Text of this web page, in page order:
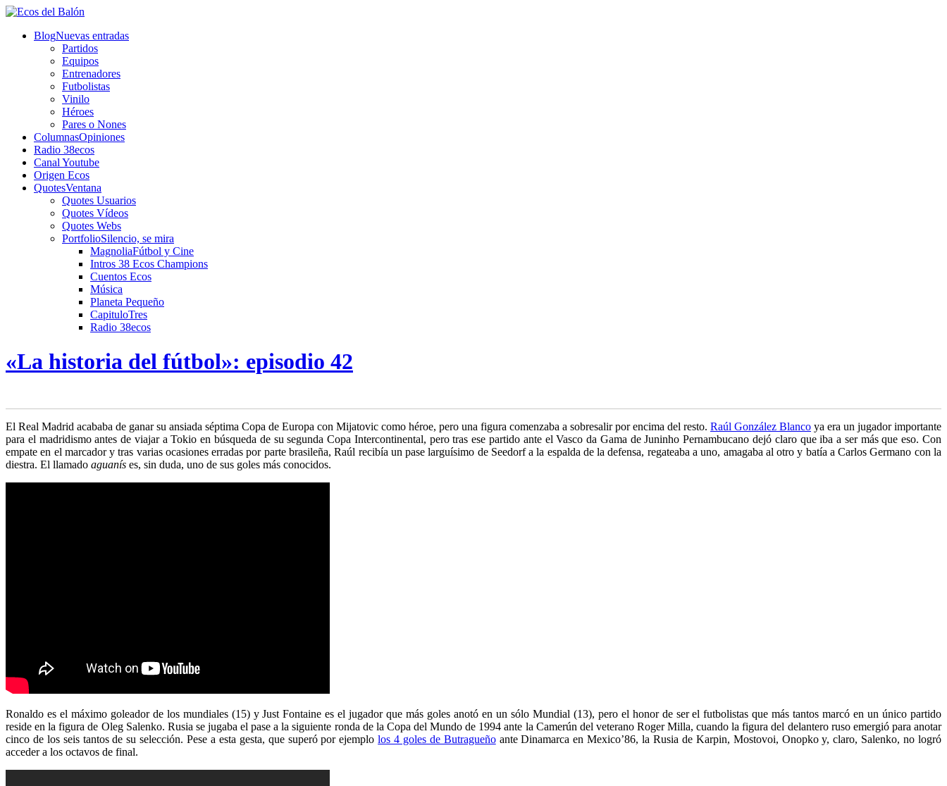
BlogNuevas entradas
Partidos
Equipos
Entrenadores
Futbolistas
Vinilo
Héroes
Pares o Nones
ColumnasOpiniones
Radio 38ecos
Canal Youtube
Origen Ecos
QuotesVentana
Quotes Usuarios
Quotes Vídeos
Quotes Webs
PortfolioSilencio, se mira
MagnoliaFútbol y Cine
Intros 38 Ecos Champions
Cuentos Ecos
Música
Planeta Pequeño
CapituloTres
Radio 38ecos
«La historia del fútbol»: episodio 42
El Real Madrid acababa de ganar su ansiada séptima Copa de Europa con Mijatovic como héroe, pero una figura comenzaba a sobresalir por encima del resto. Raúl González Blanco ya era un jugador importante
para el madridismoantes de viajar a Tokio en búsqueda de su segunda Copa Intercontinental, pero tras ese partido ante el Vasco da Gama de Juninho Pernambucano dejó claro que iba a ser más que eso. Con
empate en el marcador y tras varias ocasiones erradas por parte brasileña, Raúl recibía un pase larguísimo de Seedorf a la espalda de la defensa, regateaba a uno, amagaba al otro y batía a Carlos Germano con la
diestra. El llamado aguanís es, sin duda, uno de sus goles más conocidos.
Ronaldo es el máximo goleador de los mundiales (15) y Just Fontaine es el jugador que más goles anotó en un sólo Mundial (13), pero el honor de ser el futbolistas que más tantos marcó en un único partido
reside en la figura de Oleg Salenko. Rusia se jugaba el pase a la siguiente ronda de la Copa del Mundo de 1994 ante la Camerún del veterano Roger Milla, cuando la figura del delantero ruso emergió para anotar
cinco de los seis tantos de su selección. Pese a esta gesta, que superó por ejemplolos 4 goles de Butragueñoante Dinamarca en Mexico’86, la Rusia de Karpin, Mostovoi, Onopko y, claro, Salenko, no logró
acceder a los octavos de final.